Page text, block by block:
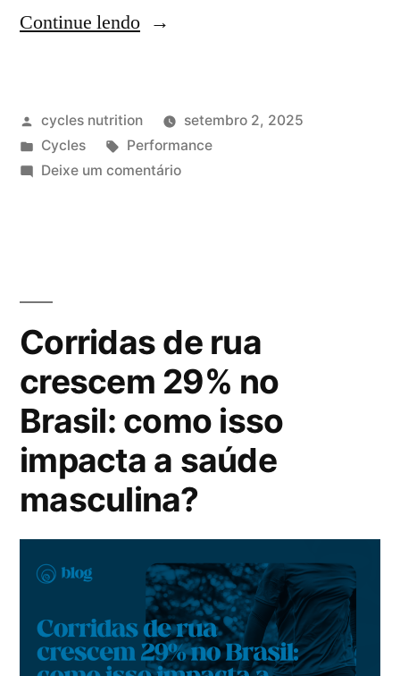
Continue lendo
cycles nutrition
setembro 2, 2025
Cycles
Performance
Deixe um comentário
Corridas de rua
crescem 29% no
Brasil: como isso
impacta a saúde
masculina?